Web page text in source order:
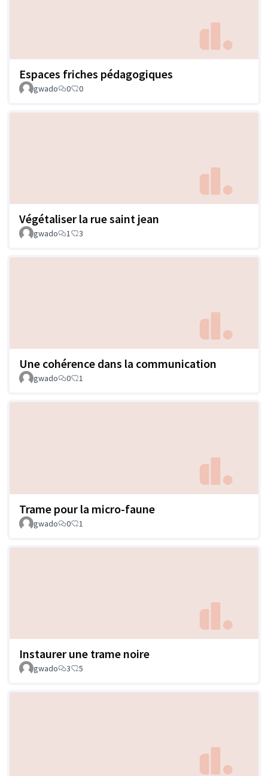
Espaces friches pédagogiques
gwado 0 0
Végétaliser la rue saint jean
gwado 1 3
Une cohérence dans la communication
gwado 0 1
Trame pour la micro-faune
gwado 0 1
Instaurer une trame noire
gwado 3 5